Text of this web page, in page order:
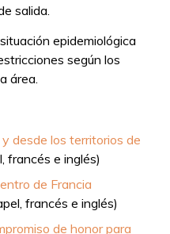
salida.
epidemiológica
según los
área.
desde los territorios de
francés e inglés)
de Francia
francés e inglés)
de honor para